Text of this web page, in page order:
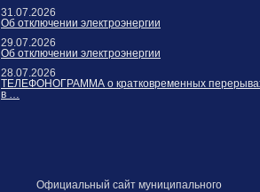
31.07.2026
Об отключении электроэнергии
29.07.2026
Об отключении электроэнергии
28.07.2026
ТЕЛЕФОНОГРАММА о кратковременных
в …
Официальный сайт муниципального